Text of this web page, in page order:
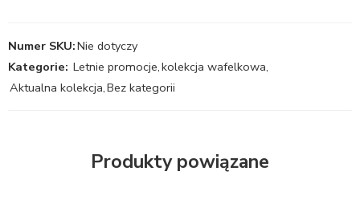
Numer SKU:Nie dotyczy
Kategorie: Letnie promocje,kolekcja wafelkowa,
Aktualna kolekcja,Bez kategorii
Produkty powiązane